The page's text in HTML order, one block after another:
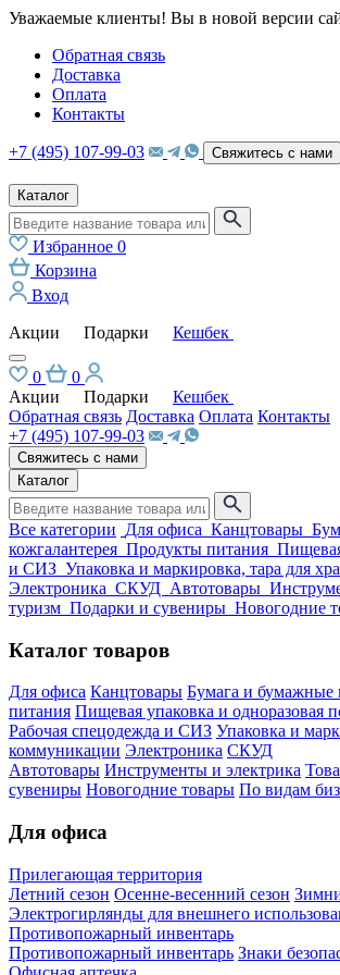
Уважаемые клиенты! Вы в новой версии
Обратная связь
Доставка
Оплата
Контакты
+7 (495) 107-99-03 Свяжитесь с нами
Каталог
Избранное 0
Корзина
Вход
Акции
Подарки Кешбек
0
0
Акции
Подарки
Кешбек
Обратная связь Доставка Оплата Контакты
+7 (495) 107-99-03
Свяжитесь с нами
Каталог
Все категории Для офиса Канцтовары
кожгалантерея Продукты питания
и СИЗ Упаковка и маркировка, тара для
Электроника СКУД Автотовары
туризм Подарки и сувениры Новогодние
Каталог товаров
Для офиса Канцтовары Бумага и бумажные
питания Пищевая упаковка и одноразовая
Рабочая спецодежда и СИЗ Упаковка и
коммуникации Электроника СКУД
Автотовары Инструменты и электрика
сувениры Новогодние товары По видам
Для офиса
Прилегающая территория
Летний сезон Осенне-весенний сезон
Электрогирлянды для внешнего
Противопожарный инвентарь
Противопожарный инвентарь Знаки